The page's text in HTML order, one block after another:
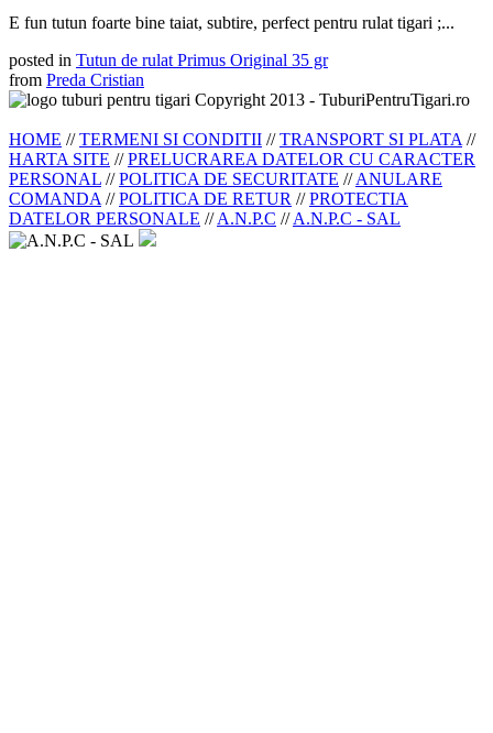
E fun tutun foarte bine taiat, subtire, perfect pentru rulat tigari ;...
posted in Tutun de rulat Primus Original 35 gr
from Preda Cristian
Copyright 2013 - TuburiPentruTigari.ro
HOME //TERMENI SI CONDITII //TRANSPORT SI PLATA //
HARTA SITE //PRELUCRAREA DATELOR CU CARACTER
PERSONAL //POLITICA DE SECURITATE //ANULARE
COMANDA //POLITICA DE RETUR //PROTECTIA
DATELOR PERSONALE //A.N.P.C //A.N.P.C - SAL